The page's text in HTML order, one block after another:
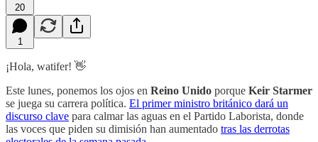
20
1
¡Hola, watifer! 👋
Este lunes, ponemos los ojos en Reino Unido porque Keir Starmer
se juega su carrera política. El primer ministro británico dará un
discurso clave para calmar las aguas en el Partido Laborista, donde
las voces que piden su dimisión han aumentado tras las derrotas